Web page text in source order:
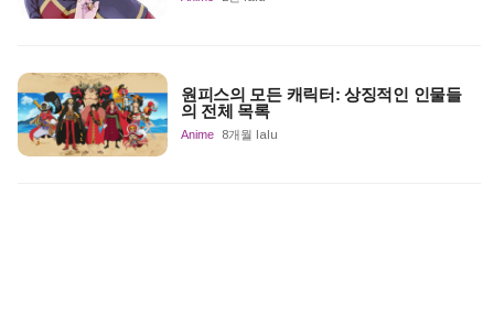
원피스의 모든 캐릭터: 상징적인 인물들
의 전체 목록
Anime 8개월 lalu